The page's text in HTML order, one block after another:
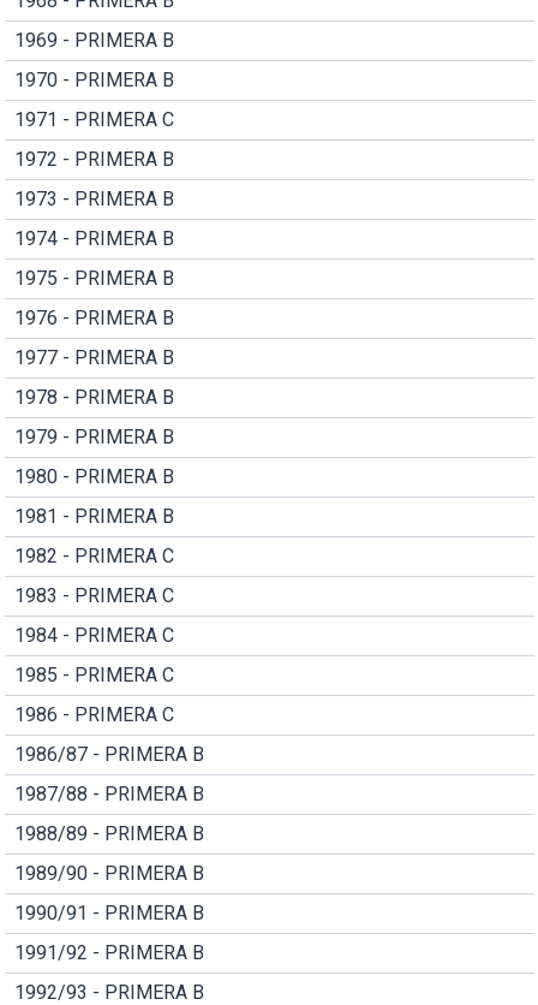
1969 - PRIMERA B
1970 - PRIMERA B
1971 - PRIMERA C
1972 - PRIMERA B
1973 - PRIMERA B
1974 - PRIMERA B
1975 - PRIMERA B
1976 - PRIMERA B
1977 - PRIMERA B
1978 - PRIMERA B
1979 - PRIMERA B
1980 - PRIMERA B
1981 - PRIMERA B
1982 - PRIMERA C
1983 - PRIMERA C
1984 - PRIMERA C
1985 - PRIMERA C
1986 - PRIMERA C
1986/87 - PRIMERA B
1987/88 - PRIMERA B
1988/89 - PRIMERA B
1989/90 - PRIMERA B
1990/91 - PRIMERA B
1991/92 - PRIMERA B
1992/93 - PRIMERA B